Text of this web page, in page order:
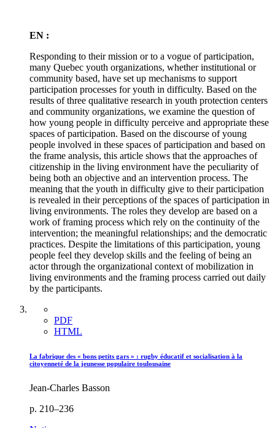
EN :
Responding to their mission or to a vogue of participation,
many Quebec youth organizations, whether institutional or
community based, have set up mechanisms to support
participation processes for youth in difficulty. Based on the
results of three qualitative research in youth protection centers
and community organizations, we examine the question of
how young people in difficulty perceive and appropriate these
spaces of participation. Based on the discourse of young
people involved in these spaces of participation and based on
the frame analysis, this article shows that the approaches of
citizenship in the living environment have the peculiarity of
being both an objective and an intervention process. The
meaning that the youth in difficulty give to their participation
is revealed in their perceptions of the spaces of participation in
living environments. The roles they develop are based on a
work of framing process which rely on the continuity of the
intervention; the meaningful relationships; and the democratic
practices. Despite the limitations of this participation, young
people feel they develop skills and the feeling of being an
actor through the organizational context of mobilization in
living environments and the framing process carried out daily
by the participants.
PDF
HTML
La fabrique des « bons petits gars » : rugby éducatif et socialisation à la
citoyenneté de la jeunesse populaire toulousaine
Jean-Charles Basson
p. 210–236